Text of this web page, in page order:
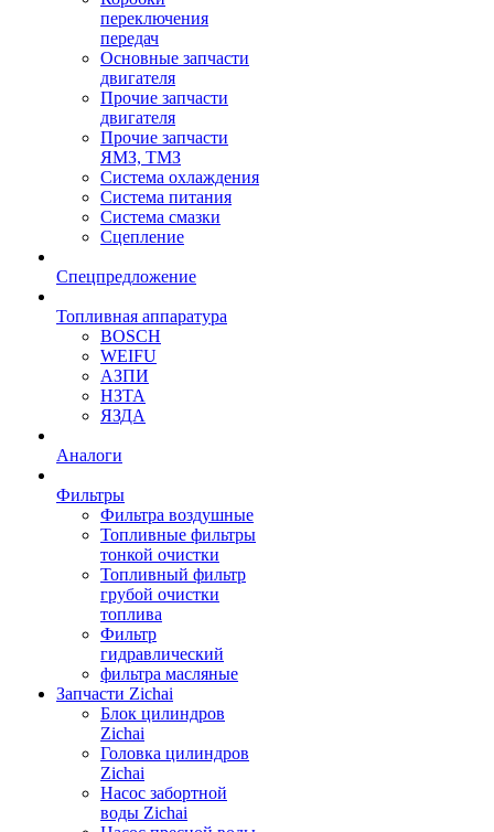
переключения
передач
Основные запчасти
двигателя
Прочие запчасти
двигателя
Прочие запчасти
ЯМЗ, ТМЗ
Система охлаждения
Система питания
Система смазки
Сцепление
Спецпредложение
Топливная аппаратура
BOSCH
WEIFU
АЗПИ
НЗТА
ЯЗДА
Аналоги
Фильтры
Фильтра воздушные
Топливные фильтры
тонкой очистки
Топливный фильтр
грубой очистки
топлива
Фильтр
гидравлический
фильтра масляные
Запчасти Zichai
Блок цилиндров
Zichai
Головка цилиндров
Zichai
Насос забортной
воды Zichai